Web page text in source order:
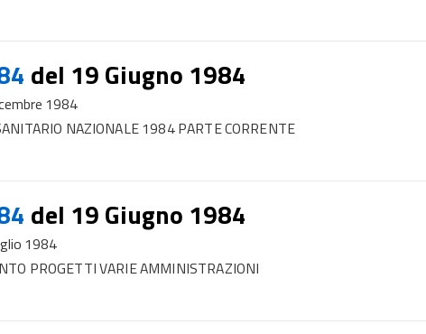
del 19 Giugno 1984
1984
NAZIONALE 1984 PARTE CORRENTE
del 19 Giugno 1984
1984
PROGETTI VARIE AMMINISTRAZIONI